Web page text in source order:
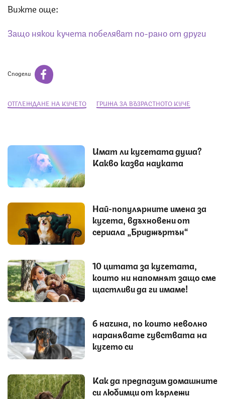
Вижте още:
Защо някои кучета побеляват по-рано от други
Сподели
ОТГЛЕЖДАНЕ НА КУЧЕТО ГРИЖА ЗА ВЪЗРАСТНОТО КУЧЕ
Имат ли кучетата душа?
Какво казва науката
Най-популярните имена за
кучета, вдъхновени от
сериала „Бриджъртън“
10 цитата за кучетата,
които ни напомнят защо сме
щастливи да ги имаме!
6 начина, по които неволно
наранявате чувствата на
кучето си
Как да предпазим домашните
си любимци от кърлежи